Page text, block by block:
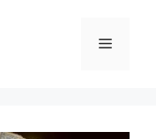
Меню